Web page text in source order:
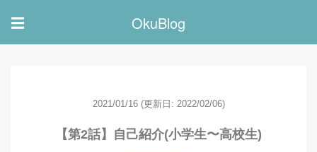
☰ OkuBlog
2021/01/16 (更新日: 2022/02/06)
【第2話】自己紹介(小学生〜高校生)